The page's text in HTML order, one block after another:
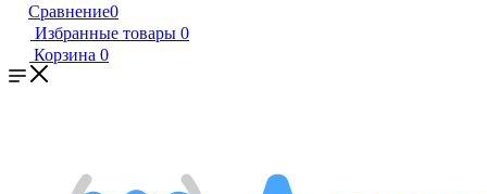
Сравнение0
Избранные товары 0
Корзина 0